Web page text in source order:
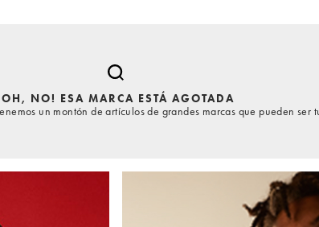
NO! ESA MARCA ESTÁ AGOTADA
un montón de artículos de grandes marcas que pueden ser